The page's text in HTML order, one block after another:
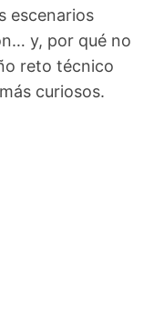
escenarios
y, por qué no
reto técnico
curiosos.